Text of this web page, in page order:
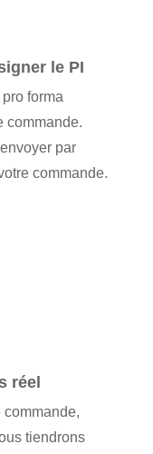
le PI
forma
commande.
par
commande.
réel
commande,
tiendrons